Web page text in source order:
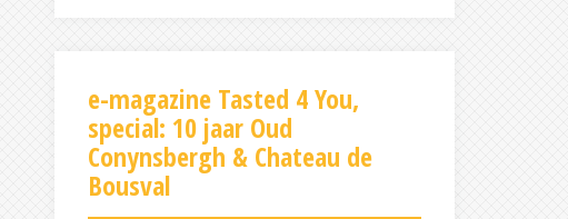
e-magazine Tasted 4 You,
special: 10 jaar Oud
Conynsbergh & Chateau de
Bousval